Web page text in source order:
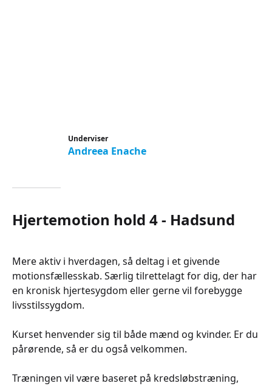
Underviser
Andreea Enache
Hjertemotion hold 4 - Hadsund
Mere aktiv i hverdagen, så deltag i et givende
motionsfællesskab. Særlig tilrettelagt for dig, der har
en kronisk hjertesygdom eller gerne vil forebygge
livsstilssygdom.
Kurset henvender sig til både mænd og kvinder. Er du
pårørende, så er du også velkommen.
Træningen vil være baseret på kredsløbstræning,